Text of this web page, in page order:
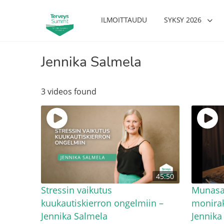
ILMOITTAUDU SYKSY 2026
Jennika Salmela
3 videos found
45:50
Stressin vaikutus
kuukautiskierron ongelmiin –
Jennika Salmela